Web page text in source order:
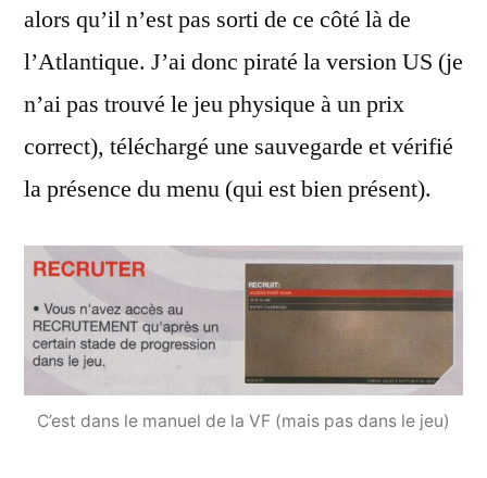
alors qu’il n’est pas sorti de ce côté là de
l’Atlantique. J’ai donc piraté la version US (je
n’ai pas trouvé le jeu physique à un prix
correct), téléchargé une sauvegarde et vérifié
la présence du menu (qui est bien présent).
C’est dans le manuel de la VF (mais pas dans le jeu)